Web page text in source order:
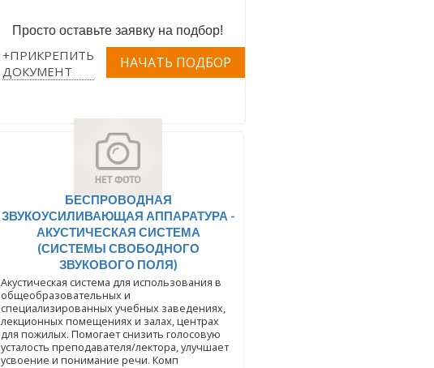
Просто оставьте заявку на подбор!
+ПРИКРЕПИТЬ
ДОКУМЕНТ
БЕСПРОВОДНАЯ
ЗВУКОУСИЛИВАЮЩАЯ АППАРАТУРА -
АКУСТИЧЕСКАЯ СИСТЕМА
(СИСТЕМЫ СВОБОДНОГО
ЗВУКОВОГО ПОЛЯ)
Акустическая система для использования в
общеобразовательных и
специализированных учебных заведениях,
лекционных помещениях и залах, центрах
для пожилых. Помогает снизить голосовую
усталость преподавателя/лектора, улучшает
усвоение и понимание речи. Комп